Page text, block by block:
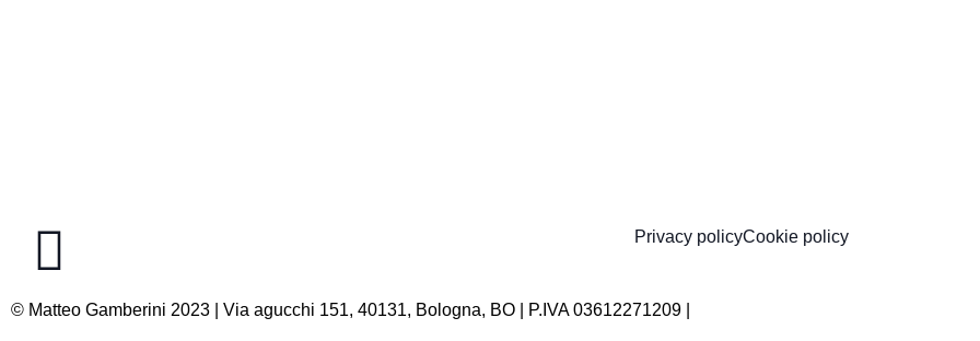
Privacy policyCookie policy
© Matteo Gamberini 2023 | Via agucchi 151, 40131, Bologna, BO | P.IVA03612271209 |